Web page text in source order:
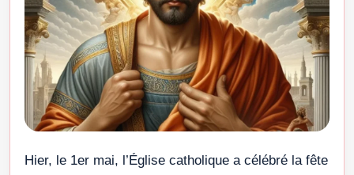
Hier, le 1er mai, l’Église catholique a célébré la fête